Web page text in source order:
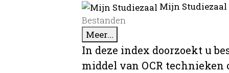
Mijn
Bestanden
Meer...
In deze index doorzoekt u
middel van OCR